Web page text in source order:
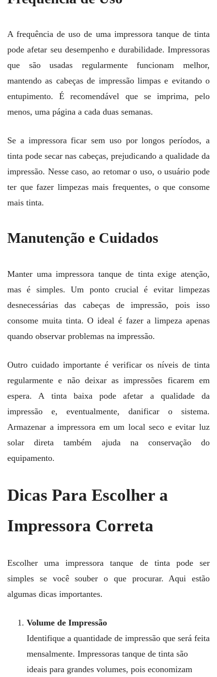
A frequência de uso de uma impressora tanque de tinta
pode afetar seu desempenho e durabilidade. Impressoras
que são usadas regularmente funcionam melhor,
mantendo as cabeças de impressão limpas e evitando o
entupimento. É recomendável que se imprima, pelo
menos, uma página a cada duas semanas.
Se a impressora ficar sem uso por longos períodos, a
tinta pode secar nas cabeças, prejudicando a qualidade da
impressão. Nesse caso, ao retomar o uso, o usuário pode
ter que fazer limpezas mais frequentes, o que consome
mais tinta.
Manutenção e Cuidados
Manter uma impressora tanque de tinta exige atenção,
mas é simples. Um ponto crucial é evitar limpezas
desnecessárias das cabeças de impressão, pois isso
consome muita tinta. O ideal é fazer a limpeza apenas
quando observar problemas na impressão.
Outro cuidado importante é verificar os níveis de tinta
regularmente e não deixar as impressões ficarem em
espera. A tinta baixa pode afetar a qualidade da
impressão e, eventualmente, danificar o sistema.
Armazenar a impressora em um local seco e evitar luz
solar direta também ajuda na conservação do
equipamento.
Dicas Para Escolher a
Impressora Correta
Escolher uma impressora tanque de tinta pode ser
simples se você souber o que procurar. Aqui estão
algumas dicas importantes.
Volume de Impressão
Identifique a quantidade de impressão que será feita
mensalmente. Impressoras tanque de tinta são
ideais para grandes volumes, pois economizam